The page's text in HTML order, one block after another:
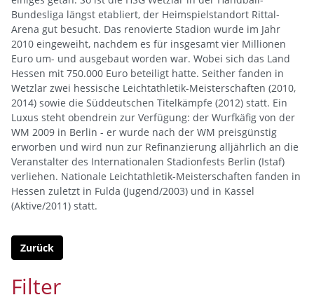
Bundesliga längst etabliert, der Heimspielstandort Rittal-
Arena gut besucht. Das renovierte Stadion wurde im Jahr
2010 eingeweiht, nachdem es für insgesamt vier Millionen
Euro um- und ausgebaut worden war. Wobei sich das Land
Hessen mit 750.000 Euro beteiligt hatte. Seither fanden in
Wetzlar zwei hessische Leichtathletik-Meisterschaften (2010,
2014) sowie die Süddeutschen Titelkämpfe (2012) statt. Ein
Luxus steht obendrein zur Verfügung: der Wurfkäfig von der
WM 2009 in Berlin - er wurde nach der WM preisgünstig
erworben und wird nun zur Refinanzierung alljährlich an die
Veranstalter des Internationalen Stadionfests Berlin (Istaf)
verliehen. Nationale Leichtathletik-Meisterschaften fanden in
Hessen zuletzt in Fulda (Jugend/2003) und in Kassel
(Aktive/2011) statt.
Zurück
Filter